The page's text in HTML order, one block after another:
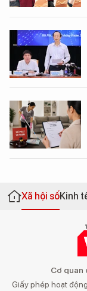
Xã hội sốKinh
Cơ quan
Giấy phép hoạt